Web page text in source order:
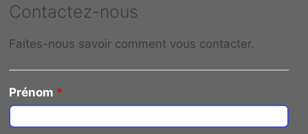
Contactez-nous
Faites-nous savoir comment vous contacter.
Prénom *